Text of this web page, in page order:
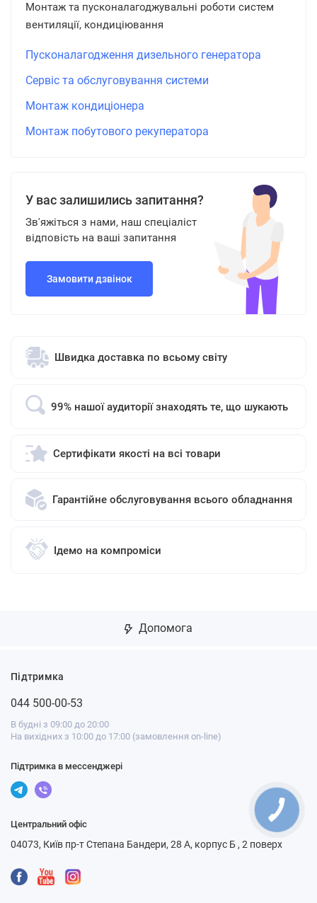
Монтаж та пусконалагоджувальні роботи систем
вентиляції, кондиціювання
Пусконалагодження дизельного генератора
Сервіс та обслуговування системи
Монтаж кондиціонера
Монтаж побутового рекуператора
У вас залишились запитання?
Зв'яжіться з нами, наш спеціаліст
відповість на ваші запитання
Замовити дзвінок
Швидка доставка по всьому світу
99% нашої аудиторії знаходять те, що шукають
Сертифікати якості на всі товари
Гарантійне обслуговування всього обладнання
Ідемо на компроміси
Допомога
Підтримка
044 500-00-53
В будні з 09:00 до 20:00
На вихідних з 10:00 до 17:00 (замовлення on-line)
Підтримка в мессенджері
Центральний офіс
04073, Київ пр-т Степана Бандери, 28 А, корпус Б , 2 поверх